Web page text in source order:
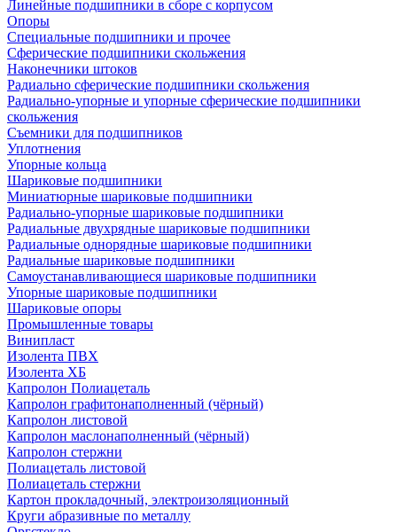
Линейные подшипники в сборе с корпусом
Опоры
Специальные подшипники и прочее
Сферические подшипники скольжения
Наконечники штоков
Радиально сферические подшипники скольжения
Радиально-упорные и упорные сферические подшипники
скольжения
Съемники для подшипников
Уплотнения
Упорные кольца
Шариковые подшипники
Миниатюрные шариковые подшипники
Радиально-упорные шариковые подшипники
Радиальные двухрядные шариковые подшипники
Радиальные однорядные шариковые подшипники
Радиальные шариковые подшипники
Самоустанавливающиеся шариковые подшипники
Упорные шариковые подшипники
Шариковые опоры
Промышленные товары
Винипласт
Изолента ПВХ
Изолента ХБ
Капролон Полиацеталь
Капролон графитонаполненный (чёрный)
Капролон листовой
Капролон маслонаполненный (чёрный)
Капролон стержни
Полиацеталь листовой
Полиацеталь стержни
Картон прокладочный, электроизоляционный
Круги абразивные по металлу